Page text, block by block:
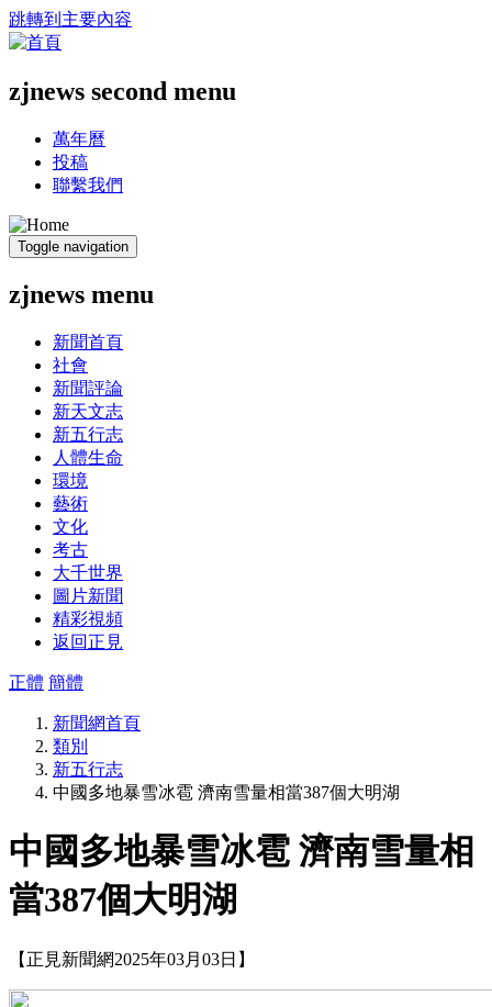
跳轉到主要內容
zjnews second menu
萬年曆
投稿
聯繫我們
Toggle navigation
zjnews menu
新聞首頁
社會
新聞評論
新天文志
新五行志
人體生命
環境
藝術
文化
考古
大千世界
圖片新聞
精彩視頻
返回正見
正體 簡體
新聞網首頁
類別
新五行志
中國多地暴雪冰雹 濟南雪量相當387個大明湖
中國多地暴雪冰雹 濟南雪量相
當387個大明湖
【正見新聞網2025年03月03日】